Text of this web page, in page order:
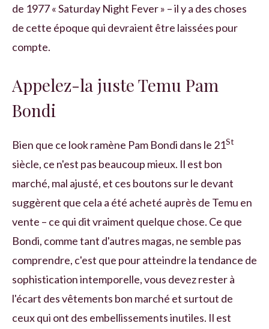
de 1977 « Saturday Night Fever » – il y a des choses
de cette époque qui devraient être laissées pour
compte.
Appelez-la juste Temu Pam
Bondi
Bien que ce look ramène Pam Bondi dans le 21St
siècle, ce n'est pas beaucoup mieux. Il est bon
marché, mal ajusté, et ces boutons sur le devant
suggèrent que cela a été acheté auprès de Temu en
vente – ce qui dit vraiment quelque chose. Ce que
Bondi, comme tant d'autres magas, ne semble pas
comprendre, c'est que pour atteindre la tendance de
sophistication intemporelle, vous devez rester à
l'écart des vêtements bon marché et surtout de
ceux qui ont des embellissements inutiles. Il est